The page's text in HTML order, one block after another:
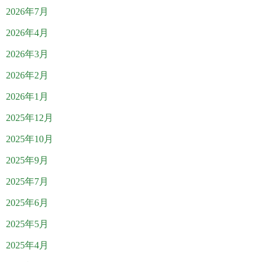
2026年7月
2026年4月
2026年3月
2026年2月
2026年1月
2025年12月
2025年10月
2025年9月
2025年7月
2025年6月
2025年5月
2025年4月